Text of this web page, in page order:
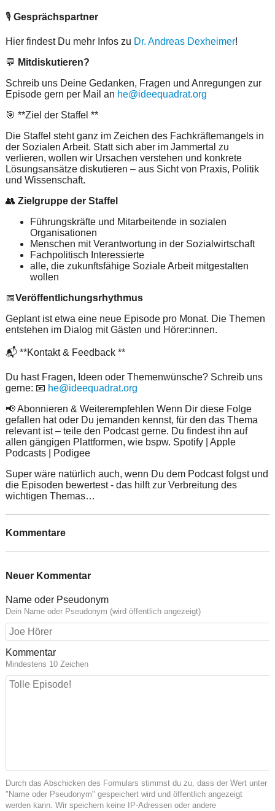
🎙️ Gesprächspartner
Hier findest Du mehr Infos zu Dr. Andreas Dexheimer!
💬 Mitdiskutieren?
Schreib uns Deine Gedanken, Fragen und Anregungen zur
Episode gern per Mail an he@ideequadrat.org
🎯 **Ziel der Staffel **
Die Staffel steht ganz im Zeichen des Fachkräftemangels in
der Sozialen Arbeit. Statt sich aber im Jammertal zu
verlieren, wollen wir Ursachen verstehen und konkrete
Lösungsansätze diskutieren – aus Sicht von Praxis, Politik
und Wissenschaft.
👥 Zielgruppe der Staffel
Führungskräfte und Mitarbeitende in sozialen
Organisationen
Menschen mit Verantwortung in der Sozialwirtschaft
Fachpolitisch Interessierte
alle, die zukunftsfähige Soziale Arbeit mitgestalten
wollen
📅Veröffentlichungsrhythmus
Geplant ist etwa eine neue Episode pro Monat. Die Themen
entstehen im Dialog mit Gästen und Hörer:innen.
📬 **Kontakt & Feedback **
Du hast Fragen, Ideen oder Themenwünsche? Schreib uns
gerne: 📧 he@ideequadrat.org
📢 Abonnieren & Weiterempfehlen Wenn Dir diese Folge
gefallen hat oder Du jemanden kennst, für den das Thema
relevant ist – teile den Podcast gerne. Du findest ihn auf
allen gängigen Plattformen, wie bspw. Spotify | Apple
Podcasts | Podigee
Super wäre natürlich auch, wenn Du dem Podcast folgst und
die Episoden bewertest - das hilft zur Verbreitung des
wichtigen Themas…
Kommentare
Neuer Kommentar
Name oder Pseudonym
Dein Name oder Pseudonym (wird öffentlich angezeigt)
Kommentar
Mindestens 10 Zeichen
Durch das Abschicken des Formulars stimmst du zu, dass der Wert unter
"Name oder Pseudonym" gespeichert wird und öffentlich angezeigt
werden kann. Wir speichern keine IP-Adressen oder andere